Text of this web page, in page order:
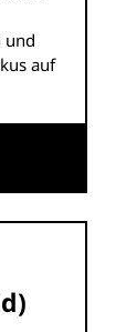
und
auf